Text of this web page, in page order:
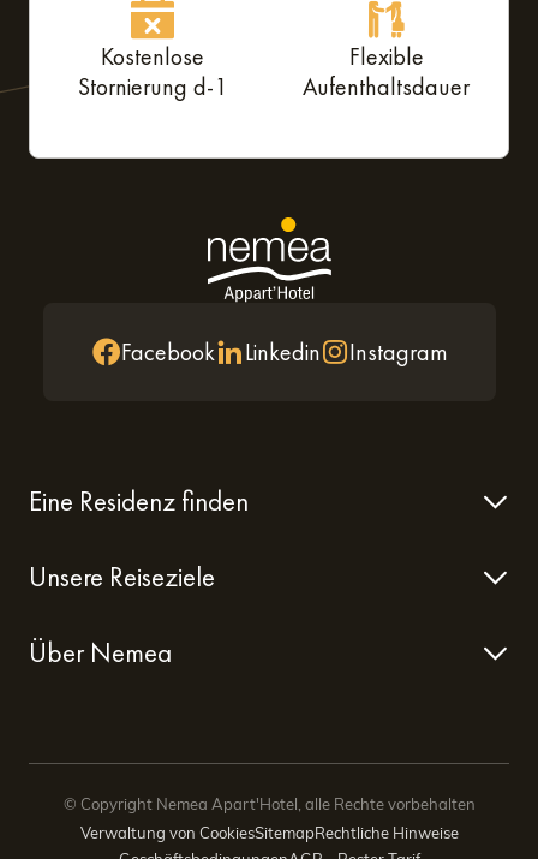
Kostenlose
Stornierung d-1
Flexible
Aufenthaltsdauer
Facebook Linkedin Instagram
Eine Residenz finden
Unsere Reiseziele
Über Nemea
© Copyright Nemea Apart'Hotel, alle Rechte vorbehalten
Verwaltung von CookiesSitemapRechtliche Hinweise